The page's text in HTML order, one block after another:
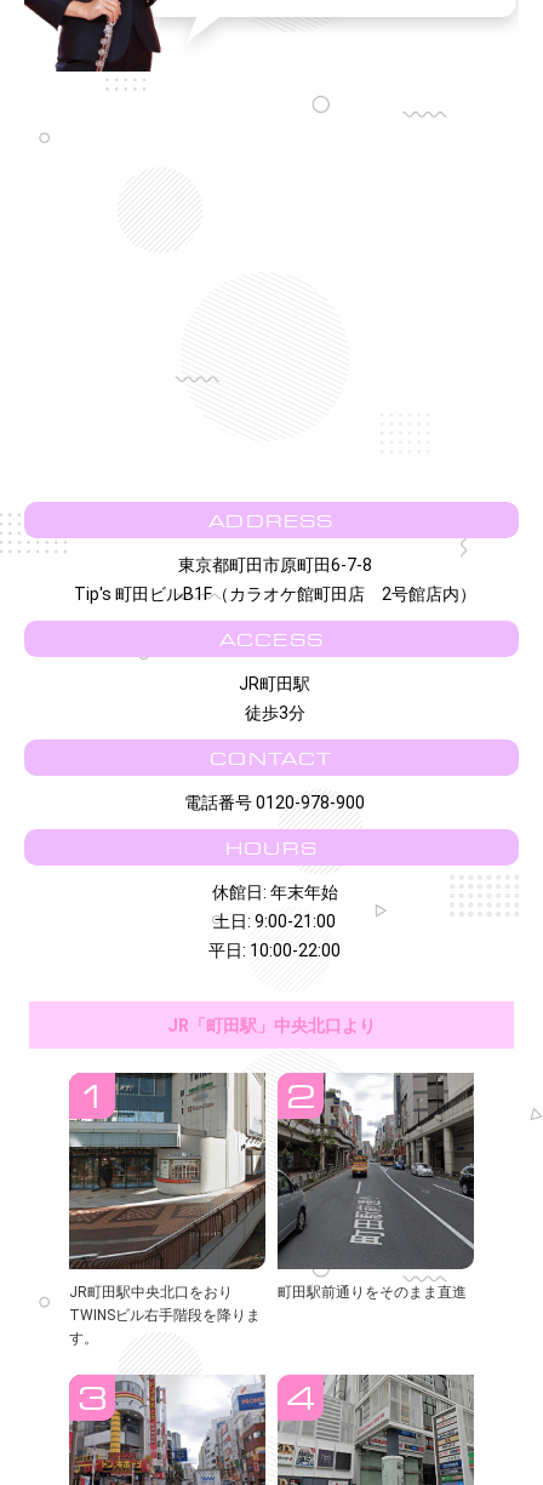
ADDRESS
東京都町田市原町田6-7-8
Tip's 町田ビルB1F（カラオケ館町田店 2号館店内）
ACCESS
JR町田駅
徒歩3分
CONTACT
電話番号 0120-978-900
HOURS
休館日: 年末年始
土日: 9:00-21:00
平日: 10:00-22:00
JR「町田駅」中央北口より
JR町田駅中央北口をおり
TWINSビル右手階段を降りま
す。
町田駅前通りをそのまま直進